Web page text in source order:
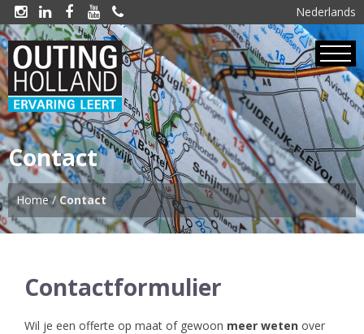
Nederlands
    
Contact
Home/Contact
Contactformulier
Wil je een offerte op maat of gewoon meer weten over